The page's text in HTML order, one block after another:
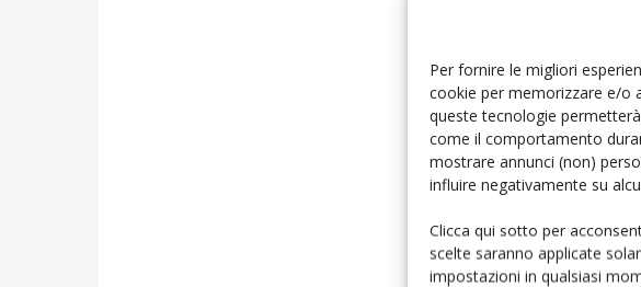
Per fornire le migliori
cookie per memorizzare e/o
queste tecnologie
come il comportamento
mostrare annunci (non)
influire negativamente su
Clicca qui sotto per
scelte saranno applicate
impostazioni in qualsiasi